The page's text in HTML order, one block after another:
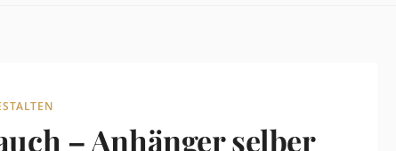
– Anhänger selber